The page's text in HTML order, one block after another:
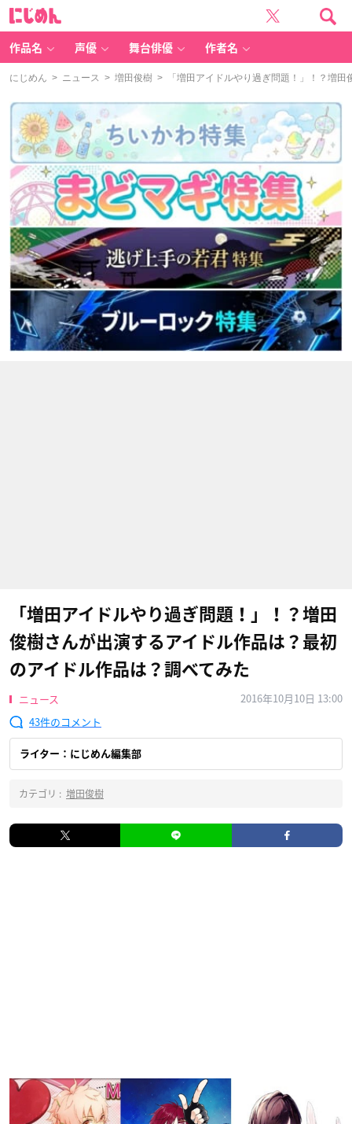
作品名 声優 舞台俳優 作者名
にじめん > ニュース > 増田俊樹 > 「増田アイドルやり過ぎ問題！」！？増田
「増田アイドルやり過ぎ問題！」！？増田
俊樹さんが出演するアイドル作品は？最初
のアイドル作品は？調べてみた
ニュース
2016年10月10日 13:00
43
ライター：にじめん編集部
カテゴリ : 増田俊樹